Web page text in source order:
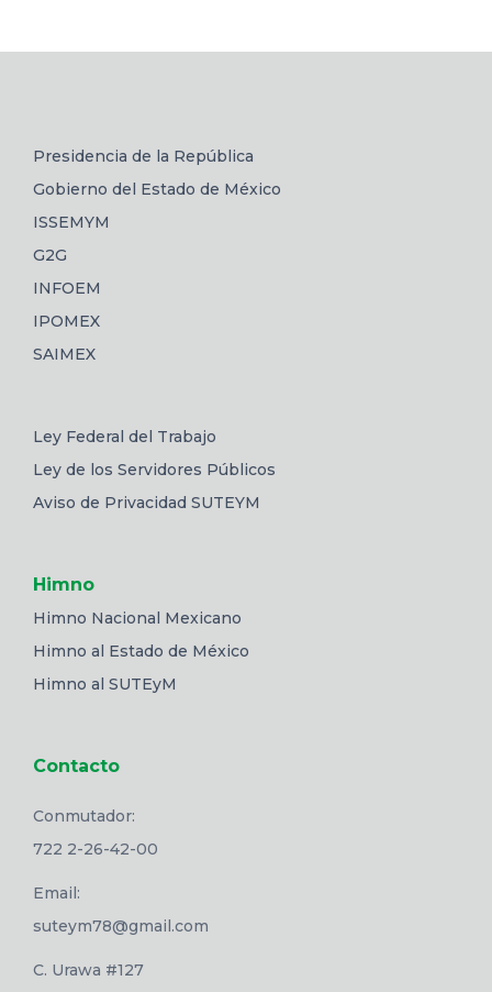
Presidencia de la República
Gobierno del Estado de México
ISSEMYM
G2G
INFOEM
IPOMEX
SAIMEX
Ley Federal del Trabajo
Ley de los Servidores Públicos
Aviso de Privacidad SUTEYM
Himno
Himno Nacional Mexicano
Himno al Estado de México
Himno al SUTEyM
Contacto
Conmutador:
722 2-26-42-00
Email:
suteym78@gmail.com
C. Urawa #127